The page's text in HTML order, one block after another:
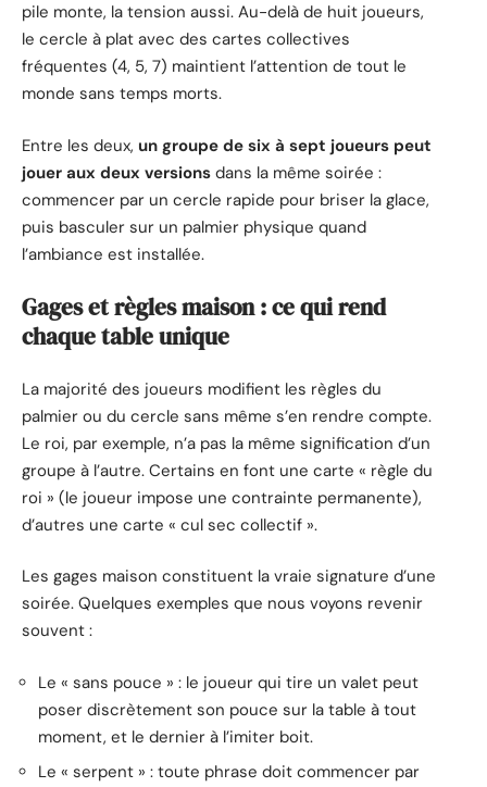
pile monte, la tension aussi. Au-delà de huit joueurs,
le cercle à plat avec des cartes collectives
fréquentes (4, 5, 7) maintient l’attention de tout le
monde sans temps morts.
Entre les deux, un groupe de six à sept joueurs peut
jouer aux deux versions dans la même soirée :
commencer par un cercle rapide pour briser la glace,
puis basculer sur un palmier physique quand
l’ambiance est installée.
Gages et règles maison : ce qui rend
chaque table unique
La majorité des joueurs modifient les règles du
palmier ou du cercle sans même s’en rendre compte.
Le roi, par exemple, n’a pas la même signification d’un
groupe à l’autre. Certains en font une carte « règle du
roi » (le joueur impose une contrainte permanente),
d’autres une carte « cul sec collectif ».
Les gages maison constituent la vraie signature d’une
soirée. Quelques exemples que nous voyons revenir
souvent :
Le « sans pouce » : le joueur qui tire un valet peut
poser discrètement son pouce sur la table à tout
moment, et le dernier à l’imiter boit.
Le « serpent » : toute phrase doit commencer par